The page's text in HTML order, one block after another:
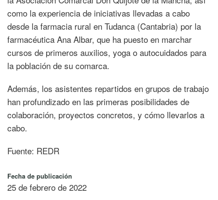
como la experiencia de iniciativas llevadas a cabo
desde la farmacia rural en Tudanca (Cantabria) por la
farmacéutica Ana Albar, que ha puesto en marchar
cursos de primeros auxilios, yoga o autocuidados para
la población de su comarca.
Además, los asistentes repartidos en grupos de trabajo
han profundizado en las primeras posibilidades de
colaboración, proyectos concretos, y cómo llevarlos a
cabo.
Fuente: REDR
Fecha de publicación
25 de febrero de 2022